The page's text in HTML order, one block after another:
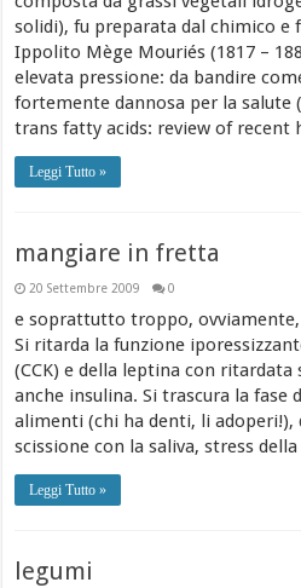
solidi), fu preparata dal chimico e
Ippolito Mège Mouriés (1817 –
elevata pressione: da bandire
fortemente dannosa per la salute
trans fatty acids: review of recent
Leggi Tutto »
mangiare in fretta
20 Settembre 2009 0
e soprattutto troppo,
Si ritarda la funzione
(CCK) e della leptina con ritardata
anche insulina. Si trascura la
alimenti (chi ha denti, li adoperi!),
scissione con la saliva, stress
Leggi Tutto »
legumi